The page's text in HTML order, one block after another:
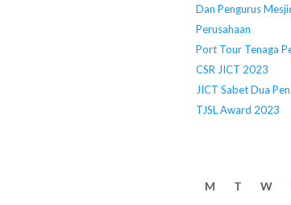
Dan Pengurus
Perusahaan
Port Tour Tenaga
CSR JICT 2023
JICT Sabet Dua
TJSL Award 2023
M
T W